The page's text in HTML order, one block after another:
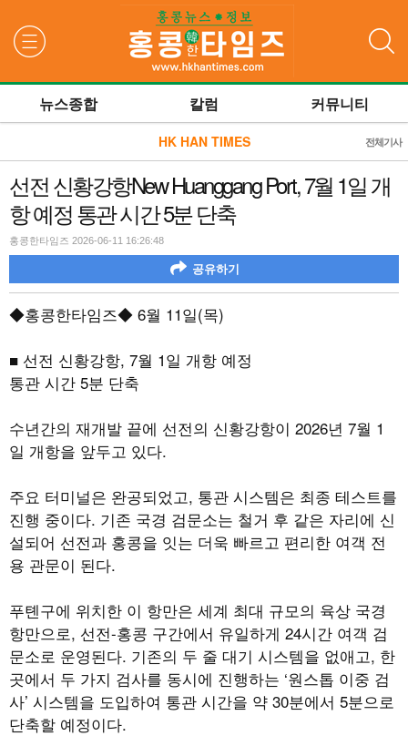
뉴스종합 칼럼 커뮤니티
HK HAN TIMES 전체기사
선전 신황강항New Huanggang Port, 7월 1일 개
항 예정 통관 시간 5분 단축
홍콩한타임즈 2026-06-11 16:26:48
공유하기
◆홍콩한타임즈◆ 6월 11일(목)
■ 선전 신황강항, 7월 1일 개항 예정
통관 시간 5분 단축
수년간의 재개발 끝에 선전의 신황강항이 2026년 7월 1
일 개항을 앞두고 있다.
주요 터미널은 완공되었고, 통관 시스템은 최종 테스트를
진행 중이다. 기존 국경 검문소는 철거 후 같은 자리에 신
설되어 선전과 홍콩을 잇는 더욱 빠르고 편리한 여객 전
용 관문이 된다.
푸톈구에 위치한 이 항만은 세계 최대 규모의 육상 국경
항만으로, 선전-홍콩 구간에서 유일하게 24시간 여객 검
문소로 운영된다. 기존의 두 줄 대기 시스템을 없애고, 한
곳에서 두 가지 검사를 동시에 진행하는 ‘원스톱 이중 검
사’ 시스템을 도입하여 통관 시간을 약 30분에서 5분으로
단축할 예정이다.